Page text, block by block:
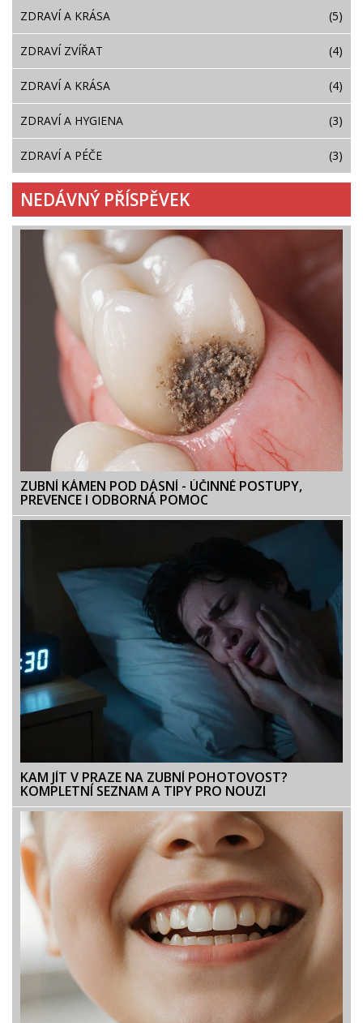
ZDRAVÍ A KRÁSA (5)
ZDRAVÍ ZVÍŘAT (4)
ZDRAVÍ A KRÁSA (4)
ZDRAVÍ A HYGIENA (3)
ZDRAVÍ A PÉČE (3)
NEDÁVNÝ PŘÍSPĚVEK
ZUBNÍ KÁMEN POD DÁSNÍ - ÚČINNÉ POSTUPY,
PREVENCE I ODBORNÁ POMOC
KAM JÍT V PRAZE NA ZUBNÍ POHOTOVOST?
KOMPLETNÍ SEZNAM A TIPY PRO NOUZI